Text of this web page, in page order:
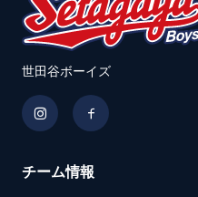
世田谷ボーイズ
チーム情報